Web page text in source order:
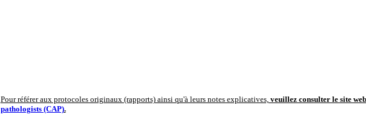
Pour référer aux protocoles originaux (rapports) ainsi qu'à leurs notes explicatives,veuillez consulter le site
pathologists (CAP).